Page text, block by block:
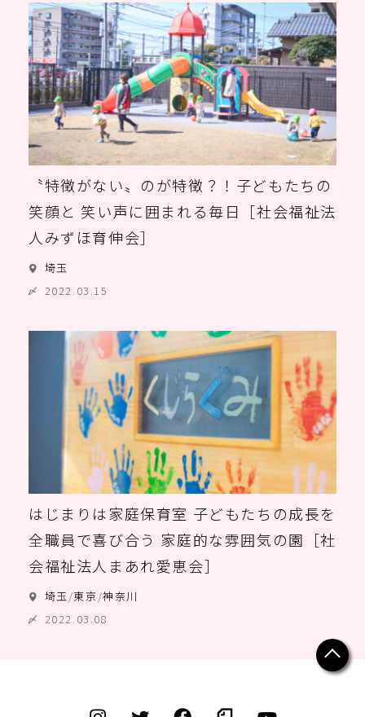
〝特徴がない〟のが特徴？！子どもたちの
笑顔と 笑い声に囲まれる毎日［社会福祉法
人みずほ育伸会］
埼玉
2022.03.15
はじまりは家庭保育室 子どもたちの成長を
全職員で喜び合う 家庭的な雰囲気の園［社
会福祉法人まあれ愛恵会］
埼玉/東京 /神奈川
2022.03.08